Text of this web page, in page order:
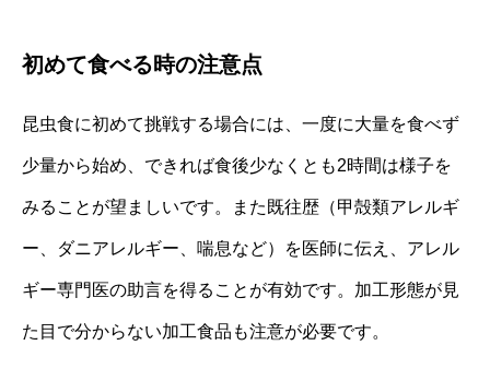
初めて食べる時の注意点
昆虫食に初めて挑戦する場合には、一度に大量を食べず
少量から始め、できれば食後少なくとも2時間は様子を
みることが望ましいです。また既往歴（甲殻類アレルギ
ー、ダニアレルギー、喘息など）を医師に伝え、アレル
ギー専門医の助言を得ることが有効です。加工形態が見
た目で分からない加工食品も注意が必要です。